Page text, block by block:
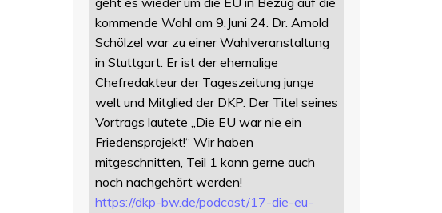
kommende Wahl am 9.Juni 24. Dr. Arnold
Schölzel war zu einer Wahlveranstaltung
in Stuttgart. Er ist der ehemalige
Chefredakteur der Tageszeitung junge
welt und Mitglied der DKP. Der Titel seines
Vortrags lautete „Die EU war nie ein
Friedensprojekt!“ Wir haben
mitgeschnitten, Teil 1 kann gerne auch
noch nachgehört werden!
https://dkp-bw.de/podcast/17-die-eu-